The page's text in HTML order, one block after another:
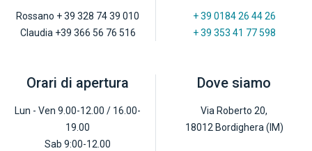
Rossano + 39 328 74 39 010
Claudia +39 366 56 76 516
+ 39 0184 26 44 26
+ 39 353 41 77 598
Orari di apertura
Lun - Ven 9.00-12.00 / 16.00-
19.00
Sab 9:00-12.00
Dove siamo
Via Roberto 20,
18012 Bordighera (IM)